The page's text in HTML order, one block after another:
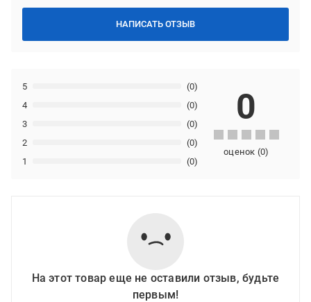
НАПИСАТЬ ОТЗЫВ
1 (0)
2 (0)
3 (0)
4 (0)
5 (0)
0
оценок (0)
На этот товар еще не оставили отзыв, будьте
первым!